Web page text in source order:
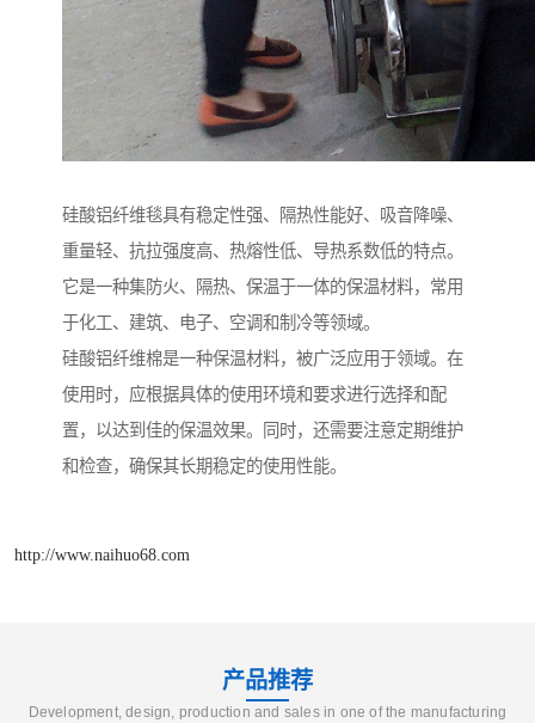
硅酸铝纤维毯具有稳定性强、隔热性能好、吸音降噪、
重量轻、抗拉强度高、热熔性低、导热系数低的特点。
它是一种集防火、隔热、保温于一体的保温材料，常用
于化工、建筑、电子、空调和制冷等领域。
硅酸铝纤维棉是一种保温材料，被广泛应用于领域。在
使用时，应根据具体的使用环境和要求进行选择和配
置，以达到佳的保温效果。同时，还需要注意定期维护
和检查，确保其长期稳定的使用性能。
http://www.naihuo68.com
产品推荐
Development, design, production and sales in one of the manufacturing